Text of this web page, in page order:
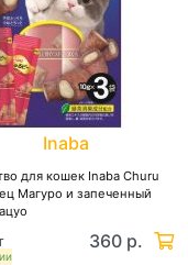
Inaba
для кошек Inaba Churu
Магуро и запеченный
360 р.